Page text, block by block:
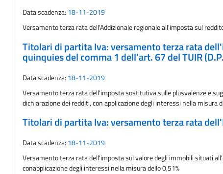
Data scadenza: 18-11-2019
Versamento terza rata dell'Addizionale regionale all'imposta sul
Titolari di partita Iva: versamento terza rata
quinquies del comma 1 dell'art. 67 del TUIR
Data scadenza: 18-11-2019
Versamento terza rata dell'imposta sostitutiva sulle plusvalenze e
dichiarazione dei redditi, con applicazione degli interessi nella misura
Titolari di partita Iva: versamento terza rata
Data scadenza: 18-11-2019
Versamento terza rata dell'imposta sul valore degli immobili situati
conapplicazione degli interessi nella misura dello 0,51%